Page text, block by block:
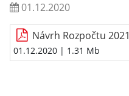
01.12.2020
Návrh Rozpočtu 2021
01.12.2020 | 1.31 Mb